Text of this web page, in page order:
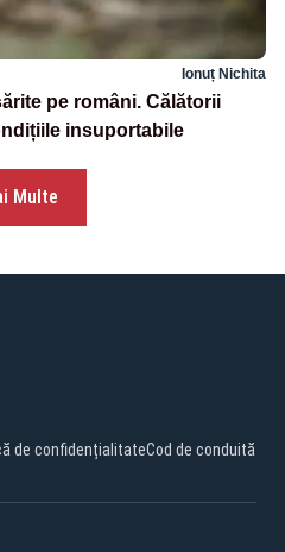
Ionuț Nichita
pe români. Călătorii
insuportabile
Multe
de confidențialitateCod de conduită